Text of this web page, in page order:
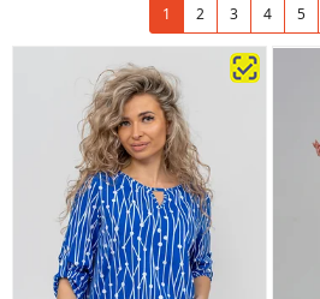
1 2 3 4 5